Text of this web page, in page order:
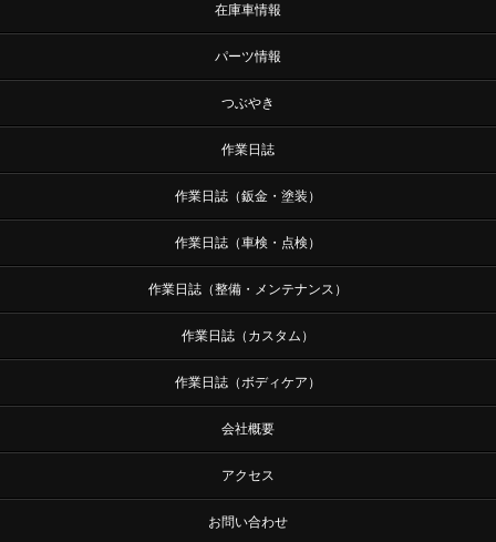
在庫車情報
パーツ情報
つぶやき
作業日誌
作業日誌（鈑金・塗装）
作業日誌（車検・点検）
作業日誌（整備・メンテナンス）
作業日誌（カスタム）
作業日誌（ボディケア）
会社概要
アクセス
お問い合わせ